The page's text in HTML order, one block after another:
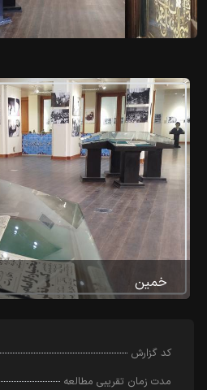
خمین
کد‌ گزارش
مدت زمان تقریبی مطالعه